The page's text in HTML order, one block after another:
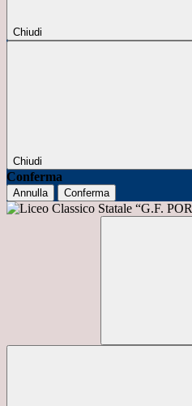
Chiudi
Chiudi
Conferma
Annulla Conferma